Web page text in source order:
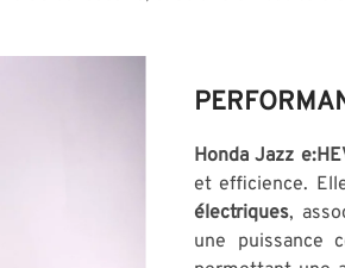
Honda Jazz
et efficience.
électriques,
une puissance